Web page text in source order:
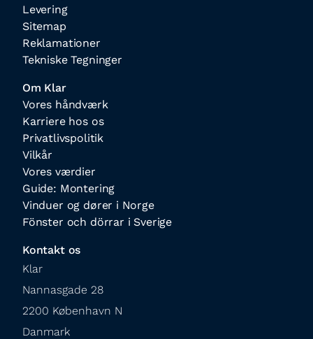
Levering
Sitemap
Reklamationer
Tekniske Tegninger
Om Klar
Vores håndværk
Karriere hos os
Privatlivspolitik
Vilkår
Vores værdier
Guide: Montering
Vinduer og dører i Norge
Fönster och dörrar i Sverige
Kontakt os
Klar
Nannasgade 28
2200 København N
Danmark